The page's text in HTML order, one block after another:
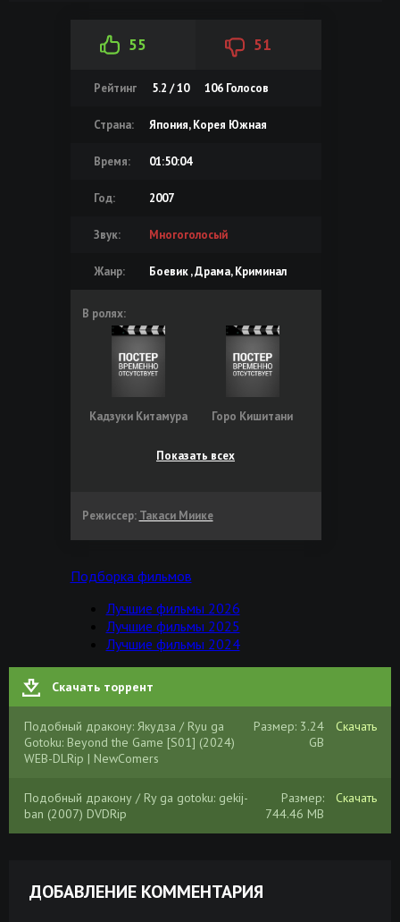
55 51
Рейтинг 5.2 / 10 106Голосов
Страна: Япония, Корея Южная
Время: 01:50:04
Год: 2007
Звук: Многоголосый
Жанр: Боевик , Драма, Криминал
В ролях:
Кадзуки Китамура Горо Кишитани
Показать всех
Режиссер: Такаси Миике
Подборка фильмов
Лучшие фильмы 2026
Лучшие фильмы 2025
Лучшие фильмы 2024
Скачать торрент
Подобный дракону: Якудза / Ryu ga
Gotoku: Beyond the Game [S01] (2024)
WEB-DLRip | NewComers
Размер: 3.24
GB
Скачать
Подобный дракону / Ry ga gotoku: gekij-
ban (2007) DVDRip
Размер:
744.46 MB
Скачать
ДОБАВЛЕНИЕ КОММЕНТАРИЯ